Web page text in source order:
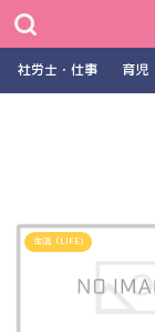
社労士・仕事 育児
生活（LIFE)